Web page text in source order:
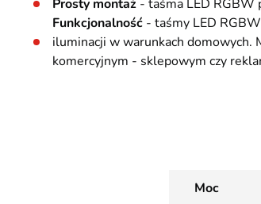
Prosty montaż - taśma LED RGBW
Funkcjonalność - taśmy LED
iluminacji w warunkach domowych.
komercyjnym - sklepowym czy
Moc